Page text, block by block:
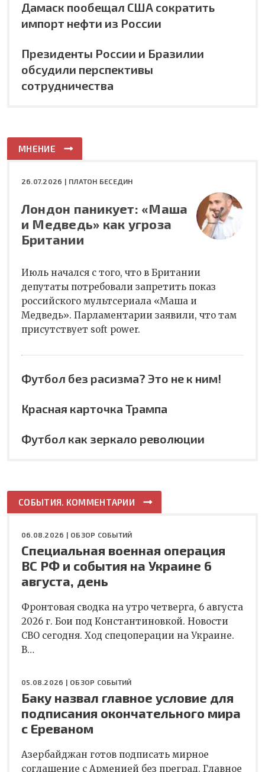
Дамаск пообещал США сократить
импорт нефти из России
Президенты России и Бразилии
обсудили перспективы
сотрудничества
МНЕНИЕ
26.07.2026 | ПЛАТОН БЕСЕДИН
Лондон паникует: «Маша
и Медведь» как угроза
Британии
Июль начался с того, что в Британии
депутаты потребовали запретить показ
российского мультсериала «Маша и
Медведь». Парламентарии заявили, что там
присутствует soft power.
Футбол без расизма? Это не к ним!
Красная карточка Трампа
Футбол как зеркало революции
СОБЫТИЯ. КОММЕНТАРИИ
06.08.2026 | ОБЗОР СОБЫТИЙ
Специальная военная операция
ВС РФ и события на Украине 6
августа, день
Фронтовая сводка на утро четверга, 6 августа
2026 г. Бои под Константиновкой. Новости
СВО сегодня. Ход спецоперации на Украине.
В…
05.08.2026 | ОБЗОР СОБЫТИЙ
Баку назвал главное условие для
подписания окончательного мира
с Ереваном
Азербайджан готов подписать мирное
соглашение с Арменией без преград. Главное